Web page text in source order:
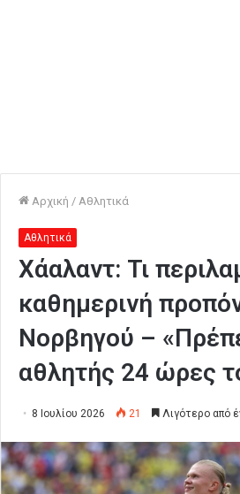
Αρχική / Αθλητικά
Αθλητικά
Χάαλαντ: Τι
καθημερινή
Νορβηγού –
αθλητής 24 ώρες
8 Ιουλίου 2026 21 Λιγότερο από